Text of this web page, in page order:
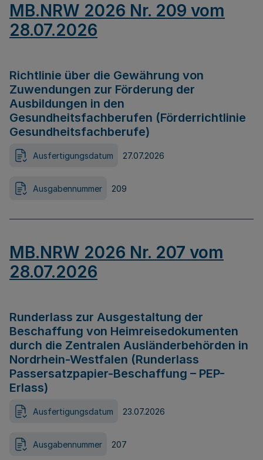
MB.NRW 2026 Nr. 209 vom
28.07.2026
Richtlinie über die Gewährung von
Zuwendungen zur Förderung der
Ausbildungen in den
Gesundheitsfachberufen (Förderrichtlinie
Gesundheitsfachberufe)
Ausfertigungsdatum 27.07.2026
Ausgabennummer 209
MB.NRW 2026 Nr. 207 vom
28.07.2026
Runderlass zur Ausgestaltung der
Beschaffung von Heimreisedokumenten
durch die Zentralen Ausländerbehörden in
Nordrhein-Westfalen (Runderlass
Passersatzpapier-Beschaffung – PEP-
Erlass)
Ausfertigungsdatum 23.07.2026
Ausgabennummer 207